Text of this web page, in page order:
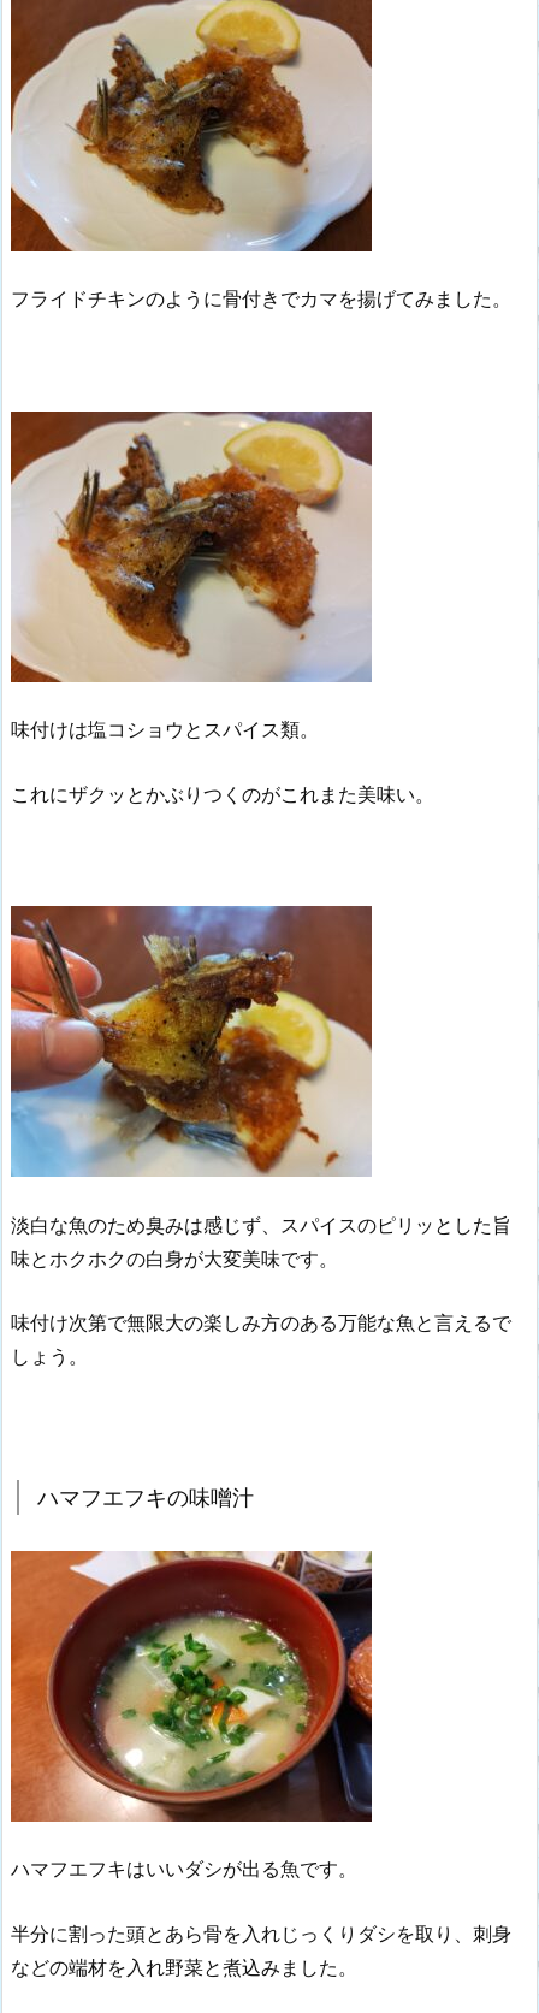
フライドチキンのように骨付きでカマを揚げてみました。
味付けは塩コショウとスパイス類。
これにザクッとかぶりつくのがこれまた美味い。
淡白な魚のため臭みは感じず、スパイスのピリッとした旨
味とホクホクの白身が大変美味です。
味付け次第で無限大の楽しみ方のある万能な魚と言えるで
しょう。
ハマフエフキの味噌汁
ハマフエフキはいいダシが出る魚です。
半分に割った頭とあら骨を入れじっくりダシを取り、刺身
などの端材を入れ野菜と煮込みました。